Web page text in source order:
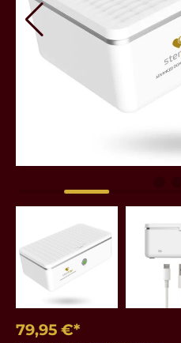
79,95 €*